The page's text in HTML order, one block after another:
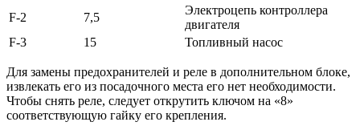
F-2
7,5
Электроцепь контроллера
двигателя
F-3
15 Топливный насос
Для замены предохранителей и реле в дополнительном блоке,
извлекать его из посадочного места его нет необходимости.
Чтобы снять реле, следует открутить ключом на «8»
соответствующую гайку его крепления.